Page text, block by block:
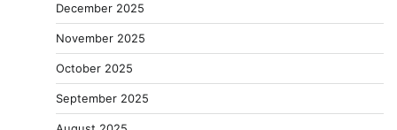
December 2025
November 2025
October 2025
September 2025